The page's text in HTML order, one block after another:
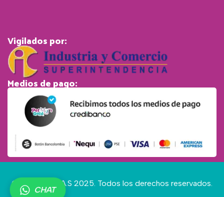
Vigilados por:
Medios de pago:
© Pet Gold S.A.S 2025. Todos los derechos reservados.
CHAT